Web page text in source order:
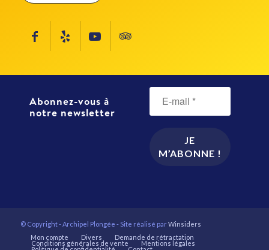
Abonnez-vous à
notre newsletter
© Copyright - Archipel Plongée - Site réalisé parWinsiders
Mon compte
Divers Demande de rétractation
Conditions générales de vente Mentions légales